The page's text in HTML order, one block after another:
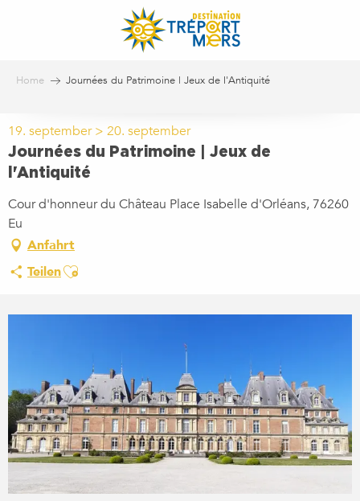
Home Journées du Patrimoine | Jeux de l'Antiquité
19. september > 20. september
Journées du Patrimoine | Jeux de
l'Antiquité
Cour d'honneur du Château Place Isabelle d'Orléans, 76260
Eu
Anfahrt
TeilenAjouter aux favoris